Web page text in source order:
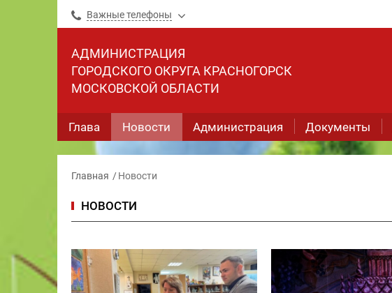
Важные телефоны
АДМИНИСТРАЦИЯ
ГОРОДСКОГО ОКРУГА КРАСНОГОРСК
МОСКОВСКОЙ ОБЛАСТИ
Глава Новости Администрация Документы
Главная Новости
НОВОСТИ